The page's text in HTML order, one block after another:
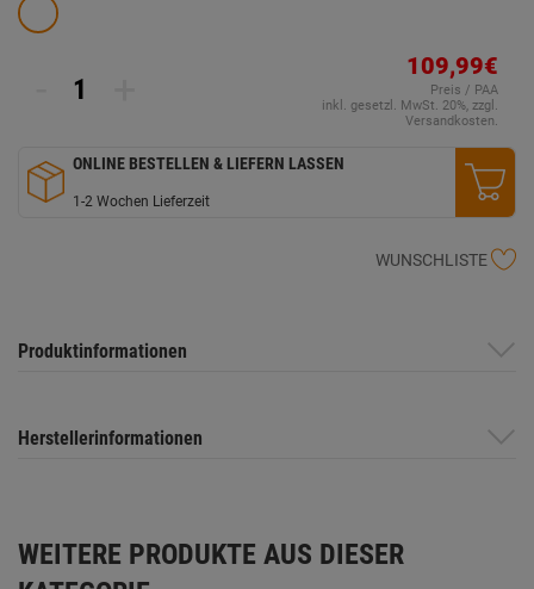
109,99€
Preis / PAA
inkl. gesetzl. MwSt. 20%, zzgl.
Versandkosten.
ONLINE BESTELLEN & LIEFERN LASSEN
1-2 Wochen Lieferzeit
WUNSCHLISTE
Produktinformationen
Herstellerinformationen
WEITERE PRODUKTE AUS DIESER